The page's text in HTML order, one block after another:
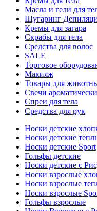
Масла и гели для
Шугаринг
Кремы для загара
Скрабы для тела
Средства для волос
SALE
Торговое
Макияж
Товары для
Свечи
Спреи для тела
Средства для рук
Носки детские
Носки детские
Носки детские Sport
Гольфы детские
Носки детские с
Носки взрослые
Носки взрослые
Носки взрослые
Гольфы взрослые